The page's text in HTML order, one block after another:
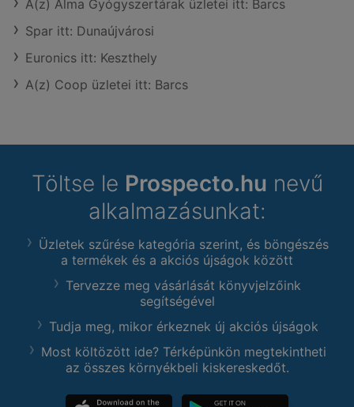
A(z) Alma Gyógyszertárak üzletei itt: Barcs
Spar itt: Dunaújvárosi
Euronics itt: Keszthely
A(z) Coop üzletei itt: Barcs
Töltse le Prospecto.hu nevű
alkalmazásunkat:
Üzletek szűrése kategória szerint, és böngészés
a termékek és a akciós újságok között
Tervezze meg vásárlását könyvjelzőink
segítségével
Tudja meg, mikor érkeznek új akciós újságok
Most költözött ide? Térképünkön megtekintheti
az összes környékbeli kiskereskedőt.